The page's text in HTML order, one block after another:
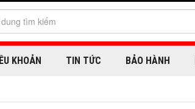
KHOẢN TIN TỨC BẢO HÀNH